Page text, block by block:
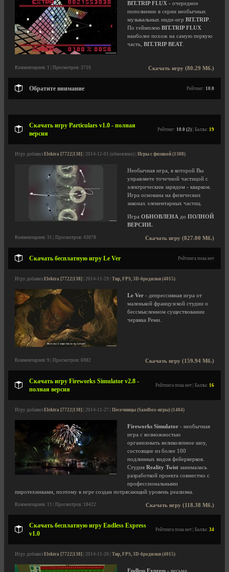
BIT.TRIP FLUX - очередное
пополнение в серии необычных
музыкальных инди-игр BIT.TRIP
По геймплею BIT.TRIP FLUX
наиболее похож на самую первую
часть, BIT.TRIP BEAT.
Скачать игру (80.29 Мб.)
Комментариев: 1 | Просмотров: 3710
Обратите внимание Рейтинг: 10.0
Скачать игру Particulars v1.0 - полная
версия
Рейтинг: 10.0 (2) | Баллы: 19
Игру добавил Elektra [7722|138] | 2014-12-01 (обновлено) | Игры с физикой (1308)
Необычная игра, в которой Вы
управляете точечной частицой с
электрическим зарядом - кварком.
Игра основана на физических
законах элементарных частиц.
Игра ОБНОВЛЕНА до ПОЛНОЙ
ВЕРСИИ.
Скачать игру (827.00 Мб.)
Комментариев: 31 | Просмотров: 43078
Скачать бесплатную игру Le Ver Рейтинга пока нет
Игру добавил Elektra [7722|138] | 2014-11-29 | Тир, FPS, 3D-бродилки (4015)
Le Ver - депрессивная игра от
маленькой французской студии о
бессмысленном существовании
червяка Реми.
Скачать игру (159.94 Мб.)
Комментариев: 9 | Просмотров: 6982
Скачать игру Fireworks Simulator v2.8 -
полная версия
Рейтинга пока нет | Баллы: 16
Игру добавил Elektra [7722|138] | 2014-11-27 | Песочницы (Sandbox-игры) (1404)
Fireworks Simulator - необычная
игра с возможностью
организовать великолепное шоу,
состоящие из более 100
подлинных видов фейерверков.
Студия Reality Twist занималась
разработкой проекта совместно с
профессиональными
пиротехниками, поэтому в игре создан потрясающий уровень реализма.
Скачать игру (118.38 Мб.)
Комментариев: 11 | Просмотров: 18422
Скачать бесплатную игру Endless Express
v1.0
Рейтинга пока нет | Баллы: 34
Игру добавил Elektra [7722|138] | 2014-11-20 | Тир, FPS, 3D-бродилки (4015)
Endless Express - весьма